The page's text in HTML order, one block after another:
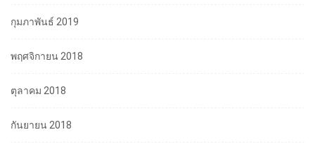
กุมภาพันธ์ 2019
พฤศจิกายน 2018
ตุลาคม 2018
กันยายน 2018